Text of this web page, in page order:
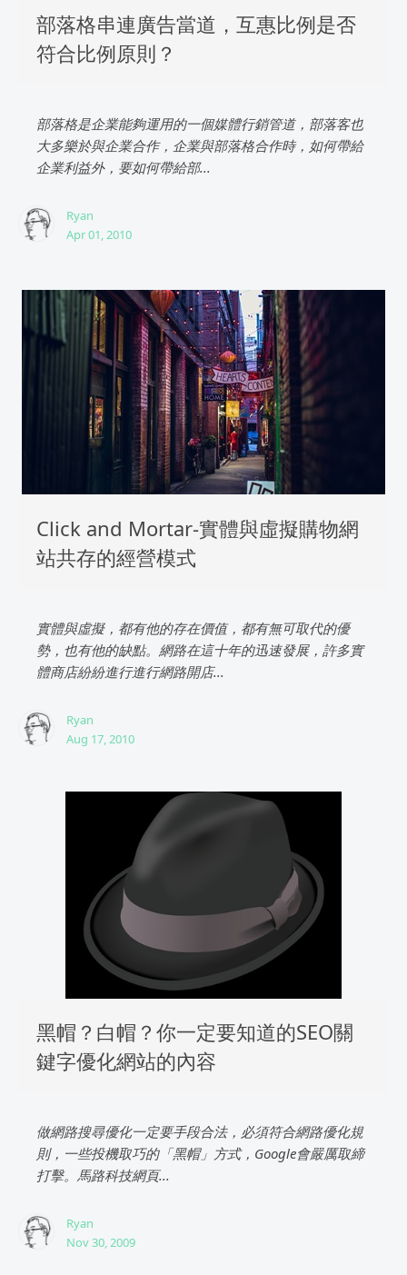
部落格串連廣告當道，互惠比例是否
符合比例原則？
部落格是企業能夠運用的一個媒體行銷管道，部落客也
大多樂於與企業合作，企業與部落格合作時，如何帶給
企業利益外，要如何帶給部...
Ryan
Apr 01, 2010
Click and Mortar-實體與虛擬購物網
站共存的經營模式
實體與虛擬，都有他的存在價值，都有無可取代的優
勢，也有他的缺點。網路在這十年的迅速發展，許多實
體商店紛紛進行進行網路開店...
Ryan
Aug 17, 2010
黑帽？白帽？你一定要知道的SEO關
鍵字優化網站的內容
做網路搜尋優化一定要手段合法，必須符合網路優化規
則，一些投機取巧的「黑帽」方式，Google會嚴厲取締
打擊。馬路科技網頁...
Ryan
Nov 30, 2009